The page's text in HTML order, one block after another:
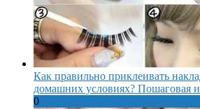
Как правильно приклеивать
домашних условиях? Пошаговая
0